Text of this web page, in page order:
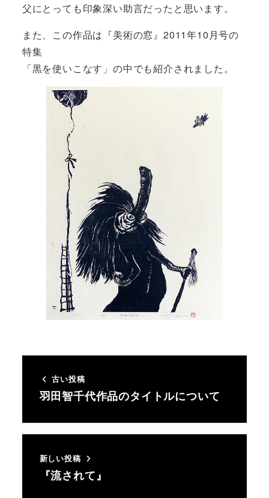
父にとっても印象深い助言だったと思います。
また、この作品は『美術の窓』2011年10月号の
特集
「黒を使いこなす」の中でも紹介されました。
古い投稿
羽田智千代作品のタイトルについて
新しい投稿
『流されて』